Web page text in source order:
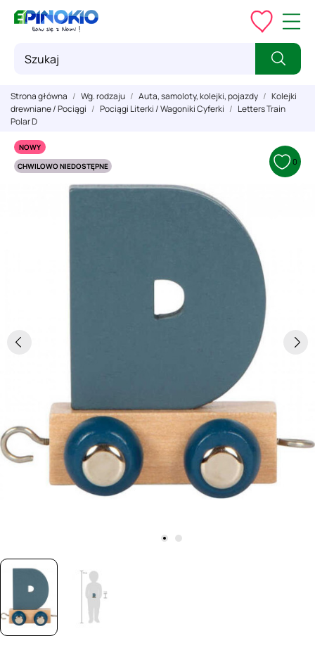
Strona główna Wg. rodzaju Auta, samoloty, kolejki, pojazdy
Kolejki
drewniane / Pociągi
Pociągi Literki / Wagoniki Cyferki
Letters Train
Polar D
NOWY
CHWILOWO NIEDOSTĘPNE
0